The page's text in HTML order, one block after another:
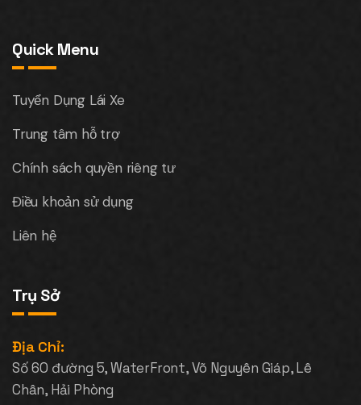
Quick Menu
Tuyển Dụng Lái Xe
Trung tâm hỗ trợ
Chính sách quyền riêng tư
Điều khoản sử dụng
Liên hệ
Trụ Sở
Địa Chỉ:
Số 60 đường 5, WaterFront, Võ Nguyên Giáp, Lê
Chân, Hải Phòng